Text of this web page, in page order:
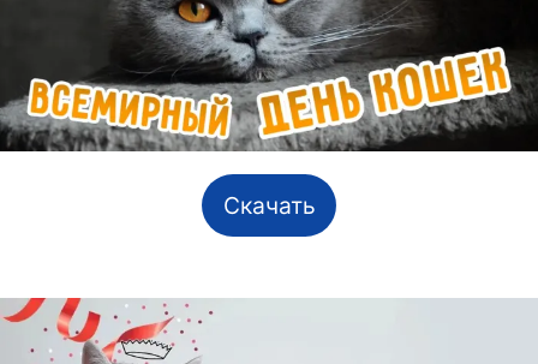
Скачать